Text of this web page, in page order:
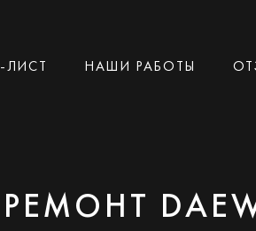
ЛИСТ НАШИ РАБОТЫ